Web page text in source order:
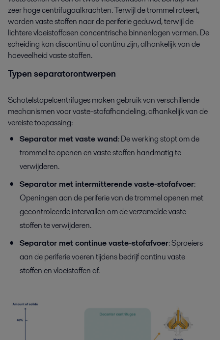
zeer hoge centrifugaalkrachten. Terwijl de trommel roteert,
worden vaste stoffen naar de periferie geduwd, terwijl de
lichtere vloeistoffasen concentrische binnenlagen vormen. De
scheiding kan discontinu of continu zijn, afhankelijk van de
hoeveelheid vaste stoffen.
Typen separatorontwerpen
Schotelstapelcentrifuges maken gebruik van verschillende
mechanismen voor vaste-stofafhandeling, afhankelijk van de
vereiste toepassing:
Separator met vaste wand: De werking stopt om de
trommel te openen en vaste stoffen handmatig te
verwijderen.
Separator met intermitterende vaste-stofafvoer:
Openingen aan de periferie van de trommel openen met
gecontroleerde intervallen om de verzamelde vaste
stoffen te verwijderen.
Separator met continue vaste-stofafvoer: Sproeiers
aan de periferie voeren tijdens bedrijf continu vaste
stoffen en vloeistoffen af.